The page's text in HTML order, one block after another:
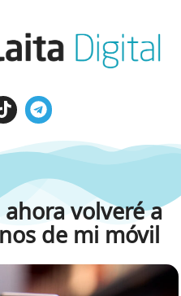
volveré a
de mi móvil